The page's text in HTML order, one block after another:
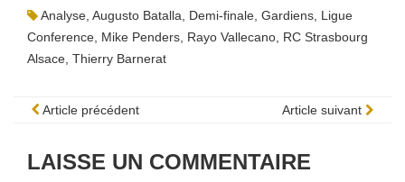
Analyse Augusto Batalla Demi-finale Gardiens Ligue
Conference Mike Penders Rayo Vallecano RC Strasbourg
Alsace Thierry Barnerat
Article précédent Article suivant
LAISSE UN COMMENTAIRE